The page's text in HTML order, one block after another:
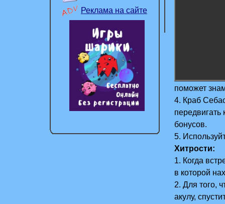
поможет
4. Краб
бонусов.
5.
Хитрости:
1. Когда
в которой
2. Для того,
акулу,
Реклама на сайте